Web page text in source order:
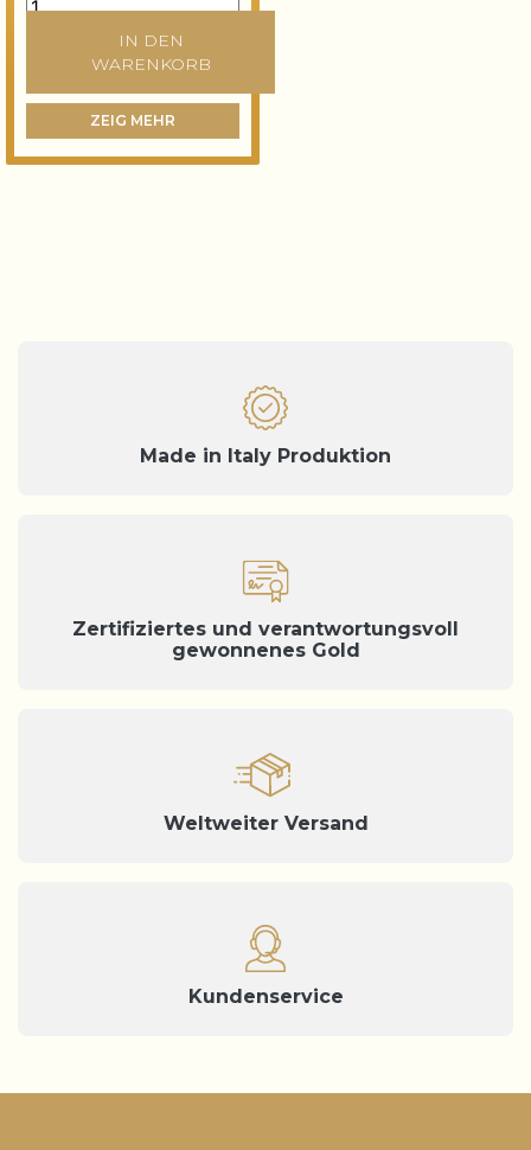
IN DEN
WARENKORB
ZEIG MEHR
Made in Italy Produktion
Zertifiziertes und verantwortungsvoll
gewonnenes Gold
Weltweiter Versand
Kundenservice